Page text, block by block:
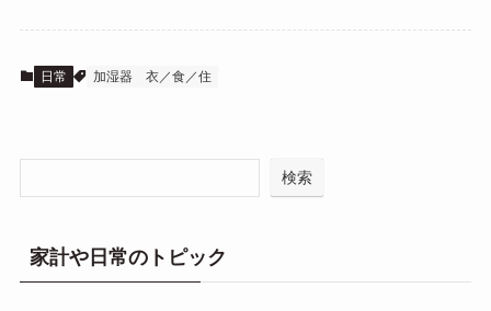
日常 加湿器 衣／食／住
検索
家計や日常のトピック